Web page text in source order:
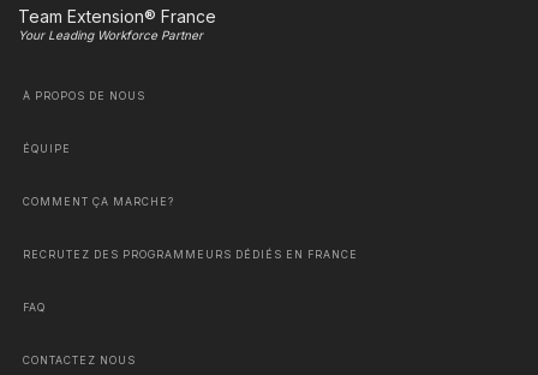
Team Extension® France
Your Leading Workforce Partner
À PROPOS DE NOUS
ÉQUIPE
COMMENT ÇA MARCHE?
RECRUTEZ DES PROGRAMMEURS DÉDIÉS EN FRANCE
FAQ
CONTACTEZ NOUS